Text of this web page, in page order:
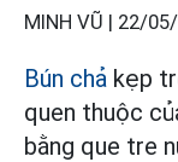
MINH VŨ | 22/
Bún chả kẹp
quen thuộc
bằng que tre